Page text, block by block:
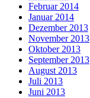
Februar 2014
Januar 2014
Dezember 2013
November 2013
Oktober 2013
September 2013
August 2013
Juli 2013
Juni 2013